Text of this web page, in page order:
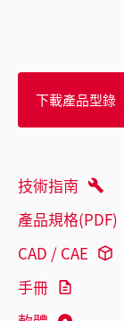
下載產品型錄
技術指南
產品規格(PDF)
CAD / CAE
手冊